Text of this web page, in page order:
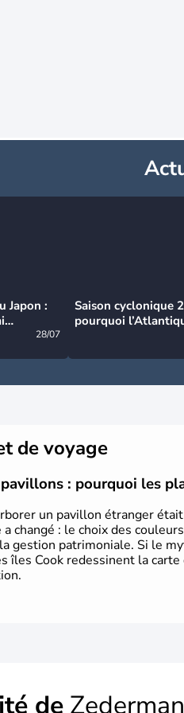
Japon :
28/07
Saison cyclonique
pourquoi
de voyage
: pourquoi les
un pavillon étranger
a changé : le choix des
gestion patrimoniale. Si le
îles Cook redessinent la
de Zederman